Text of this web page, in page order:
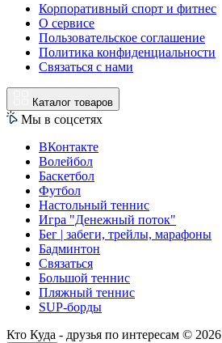
Корпоративный спорт и фитнес
О сервисе
Пользовательское соглашение
Политика конфиденциальности
Связаться с нами
Каталог товаров
Мы в соцсетях
ВКонтакте
Волейбол
Баскетбол
Футбол
Настольный теннис
Игра "Денежный поток"
Бег | забеги, трейлы, марафоны
Бадминтон
Связаться
Большой теннис
Пляжный теннис
SUP-борды
Кто Куда - друзья по интересам © 2026